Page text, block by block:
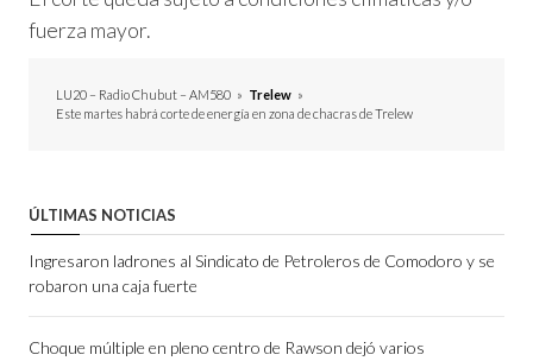
fuerza mayor.
LU20 – Radio Chubut – AM580 » Trelew »
Este martes habrá corte de energía en zona de chacras de Trelew
ÚLTIMAS NOTICIAS
Ingresaron ladrones al Sindicato de Petroleros de Comodoro y se
robaron una caja fuerte
Choque múltiple en pleno centro de Rawson dejó varios